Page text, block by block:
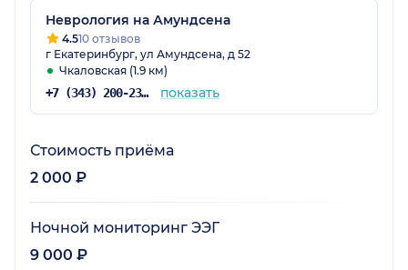
Неврология на Амундсена
4.510 отзывов
г Екатеринбург, ул Амундсена, д 52
Чкаловская (1.9 км)
+7 (343) 200-23-31 показать
Стоимость приёма
2 000 ₽
Ночной мониторинг ЭЭГ
9 000 ₽